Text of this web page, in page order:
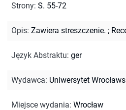
Strony: S. 55-72
Opis: Zawiera streszczenie. ;
Język Abstraktu: ger
Wydawca: Uniwersytet
Miejsce wydania: Wrocław